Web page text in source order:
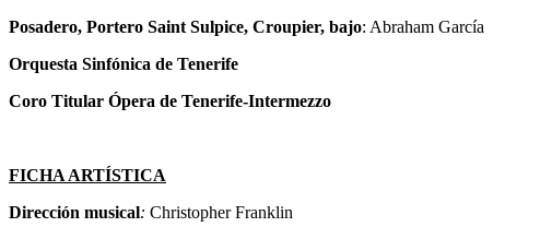
Posadero, Portero Saint Sulpice, Croupier, bajo: Abraham García
Orquesta Sinfónica de Tenerife
Coro Titular Ópera de Tenerife-Intermezzo
FICHA ARTÍSTICA
Dirección musical: Christopher Franklin